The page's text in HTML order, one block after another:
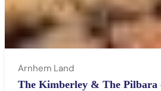
Arnhem Land
The Kimberley & The Pilbara